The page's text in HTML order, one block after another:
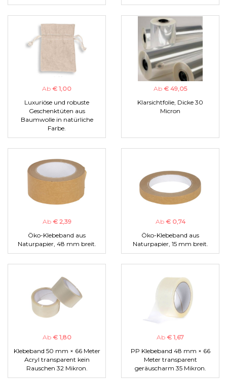
Ab € 1,00
Luxuriöse und robuste
Geschenktüten aus
Baumwolle in natürliche
Farbe.
Ab € 49,05
Klarsichtfolie, Dicke 30
Micron
Ab € 2,39
Öko-Klebeband aus
Naturpapier, 48 mm breit.
Ab € 0,74
Öko-Klebeband aus
Naturpapier, 15 mm breit.
Ab € 1,80
Klebeband 50 mm × 66 Meter
Acryl transparent kein
Rauschen 32 Mikron.
Ab € 1,67
PP Klebeband 48 mm × 66
Meter transparent
geräuscharm 35 Mikron.